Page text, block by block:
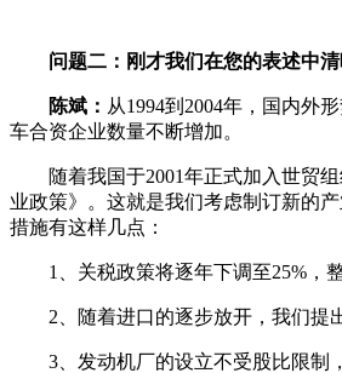
问题二：刚才我们在您的表述中
陈斌： 从1994到2004年，国内外
车合资企业数量不断增加。
随着我国于2001年正式加入世贸
业政策》。这就是我们考虑制订新的
措施有这样几点：
1、关税政策将逐年下调至25%，
2、随着进口的逐步放开，我们提
3、发动机厂的设立不受股比限制